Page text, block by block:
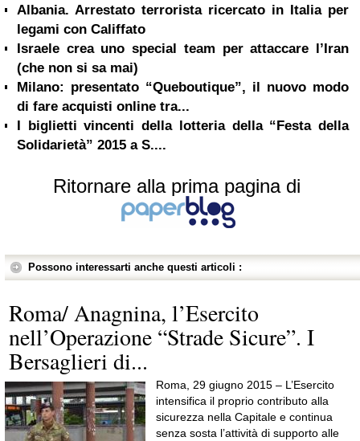
Albania. Arrestato terrorista ricercato in Italia per
legami con Califfato
Israele crea uno special team per attaccare l’Iran
(che non si sa mai)
Milano: presentato “Queboutique”, il nuovo modo
di fare acquisti online tra...
I biglietti vincenti della lotteria della “Festa della
Solidarietà” 2015 a S....
Ritornare alla prima pagina di
Possono interessarti anche questi articoli :
Roma/ Anagnina, l’Esercito
nell’Operazione “Strade Sicure”. I
Bersaglieri di...
Roma, 29 giugno 2015 – L’Esercito
intensifica il proprio contributo alla
sicurezza nella Capitale e continua
senza sosta l’attività di supporto alle